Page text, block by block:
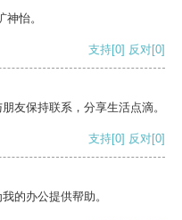
怡。
支持[0] 反对[0]
友保持联系，分享生活点滴。
支持[0] 反对[0]
的办公提供帮助。